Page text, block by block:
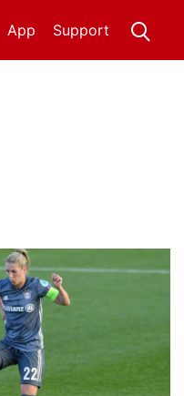
Support
App